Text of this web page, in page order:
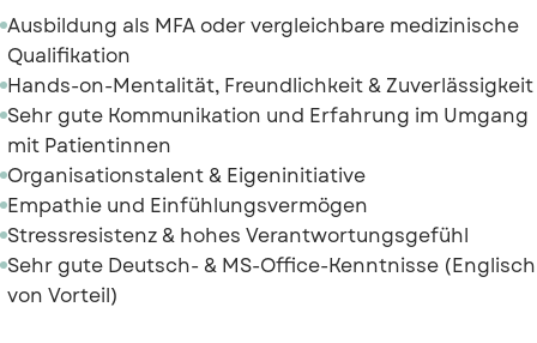
Ausbildung als MFA oder vergleichbare medizinische
Qualifikation
Hands-on-Mentalität, Freundlichkeit & Zuverlässigkeit
Sehr gute Kommunikation und Erfahrung im Umgang
mit Patientinnen
Organisationstalent & Eigeninitiative
Empathie und Einfühlungsvermögen
Stressresistenz & hohes Verantwortungsgefühl
Sehr gute Deutsch- & MS-Office-Kenntnisse (Englisch
von Vorteil)